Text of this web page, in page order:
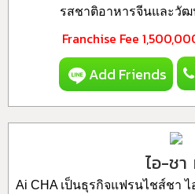
รสชาติอาหารจีนและวัฒ
Franchise Fee
Add Friends
ไอ-ชา
Ai CHA เป็นธุรกิจแฟรนไชส์ชา